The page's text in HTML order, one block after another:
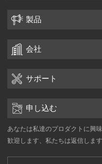
製品
会社
サポート
申し込む
あなたは私達のプロダクトに興
歓迎します、私たちは返信します